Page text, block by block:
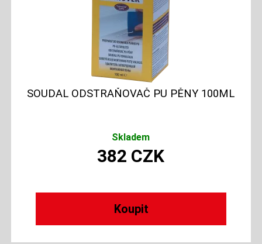
SOUDAL ODSTRAŇOVAČ PU PĚNY 100ML
Skladem
382 CZK